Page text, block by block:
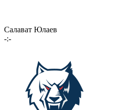
Салават Юлаев
-:-